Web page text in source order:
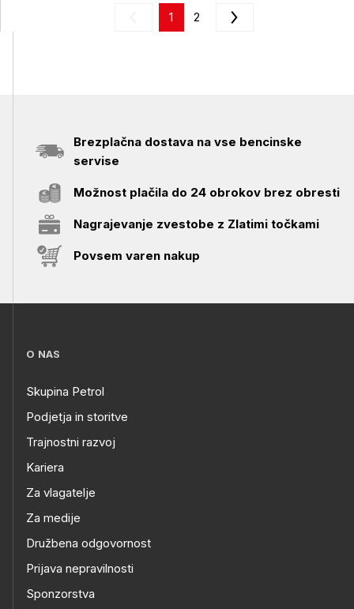
1 2
Brezplačna dostava na vse bencinske
servise
Možnost plačila do 24 obrokov brez obresti
Nagrajevanje zvestobe z Zlatimi točkami
Povsem varen nakup
O NAS
Skupina Petrol
Podjetja in storitve
Trajnostni razvoj
Kariera
Za vlagatelje
Za medije
Družbena odgovornost
Prijava nepravilnosti
Sponzorstva